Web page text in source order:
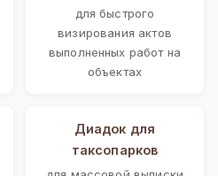
для быстрого
визирования актов
выполненных работ на
объектах
Диадок для
таксопарков